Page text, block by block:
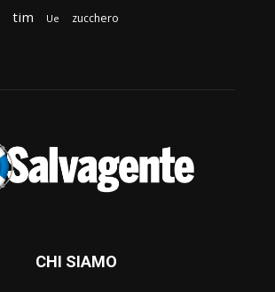
tim Ue zucchero
CHI SIAMO